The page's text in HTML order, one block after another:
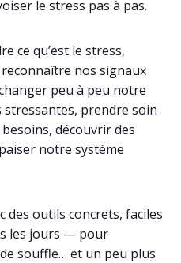
le stress pas à pas.
ce qu’est le stress,
nos signaux
peu à peu notre
prendre soin
découvrir des
notre système
des outils concrets, faciles
les jours — pour
souffle… et un peu plus